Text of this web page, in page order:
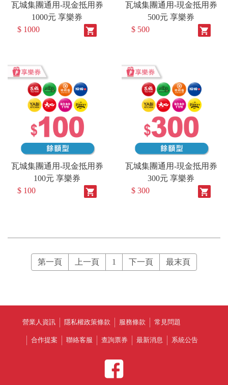
瓦城集團通用-現金抵用券
1000元 享樂券
$ 1000
shopping_cart
瓦城集團通用-現金抵用券
500元 享樂券
$ 500
shopping_cart
瓦城集團通用-現金抵用券
100元 享樂券
$ 100
shopping_cart
瓦城集團通用-現金抵用券
300元 享樂券
$ 300
shopping_cart
第一頁 上一頁 1 下一頁 最末頁
營業人資訊 隱私權政策條款 服務條款 常見問題
合作提案 聯絡客服 查詢票券 最新消息 系統公告